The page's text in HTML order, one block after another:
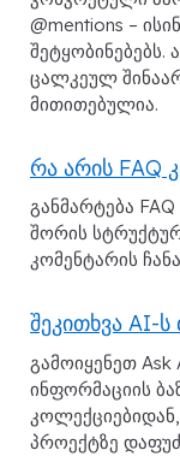
@mentions –
შეტყობინებებს.
ცალკეულ
მითითებულია.
რა არის FAQ
განმარტება
შორის
კომენტარის
შეკითხვა AI-
გამოიყენეთ
ინფორმაციის
პროექტზე